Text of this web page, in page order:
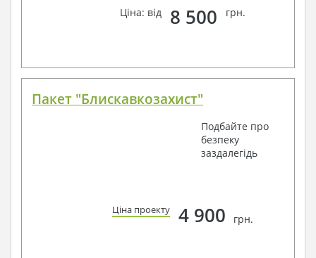
Ціна: від
8 500 грн.
Пакет "Блискавкозахист"
Подбайте про
безпеку
заздалегідь
Ціна проекту 4 900 грн.